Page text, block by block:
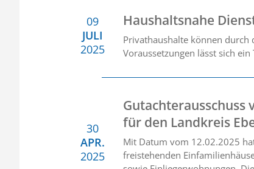
09
JULI
2025
Haushaltsnahe
Privathaushalte können
Voraussetzungen lässt sich
30
APR.
2025
für den Landkreis
Mit Datum vom 12.02.2025
freistehenden